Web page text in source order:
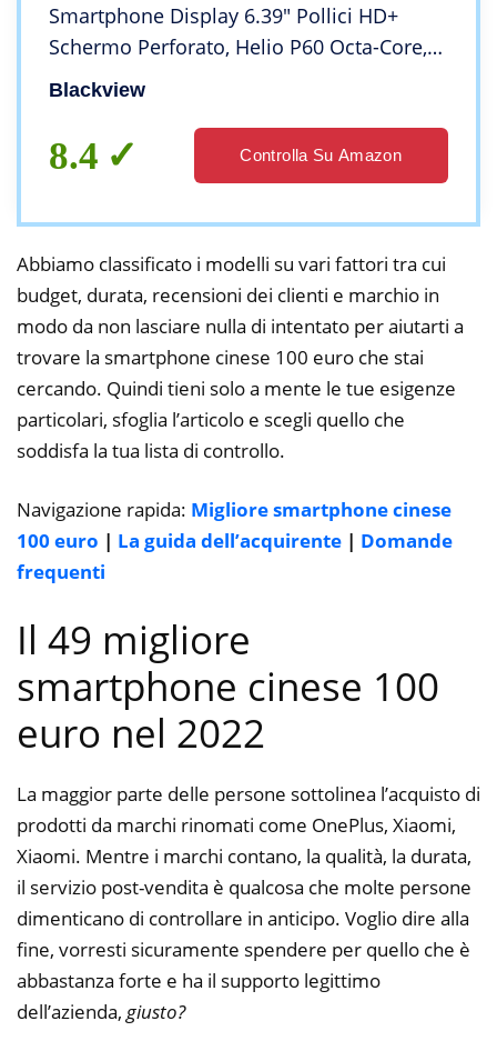
Smartphone Display 6.39″ Pollici HD+
Schermo Perforato, Helio P60 Octa-Core,
4GB+64GB, 12MP+8MP, Batteria 4280mAh,
Garanzia
Blackview
8.4 Controlla Su Amazon
Abbiamo classificato i modelli su vari fattori tra cui
budget, durata, recensioni dei clienti e marchio in
modo da non lasciare nulla di intentato per aiutarti a
trovare la smartphone cinese 100 euro che stai
cercando. Quindi tieni solo a mente le tue esigenze
particolari, sfoglia l’articolo e scegli quello che
soddisfa la tua lista di controllo.
Navigazione rapida: Migliore smartphone cinese
100 euro | La guida dell’acquirente | Domande
frequenti
Il 49 migliore
smartphone cinese 100
euro nel 2022
La maggior parte delle persone sottolinea l’acquisto di
prodotti da marchi rinomati come OnePlus, Xiaomi,
Xiaomi. Mentre i marchi contano, la qualità, la durata,
il servizio post-vendita è qualcosa che molte persone
dimenticano di controllare in anticipo. Voglio dire alla
fine, vorresti sicuramente spendere per quello che è
abbastanza forte e ha il supporto legittimo
dell’azienda, giusto?